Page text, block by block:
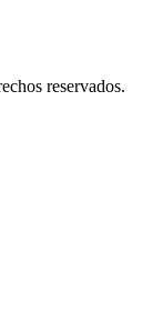
reservados.